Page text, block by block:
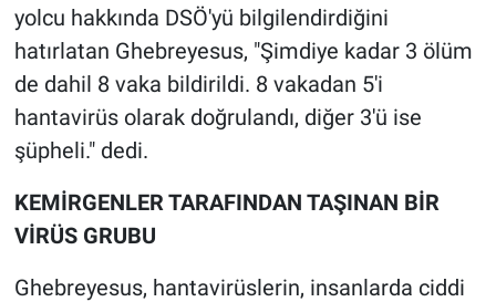
yolcu hakkında DSÖ'yü bilgilendirdiğini
hatırlatan Ghebreyesus, "Şimdiye kadar 3 ölüm
de dahil 8 vaka bildirildi. 8 vakadan 5'i
hantavirüs olarak doğrulandı, diğer 3'ü ise
şüpheli." dedi.
KEMİRGENLER TARAFINDAN TAŞINAN BİR
VİRÜS GRUBU
Ghebreyesus, hantavirüslerin, insanlarda ciddi